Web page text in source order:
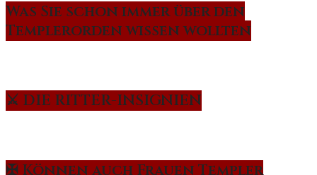
Was Sie schon immer über den
Templerorden wissen wollten
⚔️ DIE RITTER-INSIGNIEN
✠ Können auch Frauen Templer